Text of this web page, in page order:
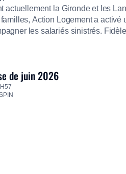
actuellement la Gironde et les
Action Logement a activé
les salariés sinistrés.
de juin 2026